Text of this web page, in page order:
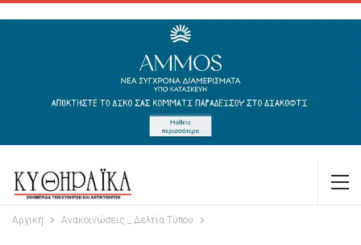
Αρχική Ανακοινώσεις _ Δελτία Τύπου